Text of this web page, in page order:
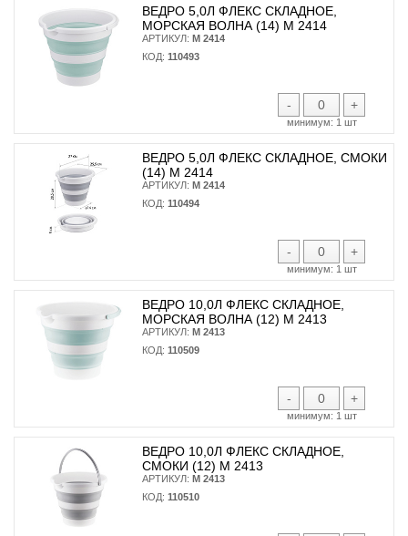
ВЕДРО 5,0Л ФЛЕКС СКЛАДНОЕ,
МОРСКАЯ ВОЛНА (14) М 2414
АРТИКУЛ: М 2414
КОД: 110493
- +
минимум: 1 шт
ВЕДРО 5,0Л ФЛЕКС СКЛАДНОЕ, СМОКИ
(14) М 2414
АРТИКУЛ: М 2414
КОД: 110494
- +
минимум: 1 шт
ВЕДРО 10,0Л ФЛЕКС СКЛАДНОЕ,
МОРСКАЯ ВОЛНА (12) М 2413
АРТИКУЛ: М 2413
КОД: 110509
- +
минимум: 1 шт
ВЕДРО 10,0Л ФЛЕКС СКЛАДНОЕ,
СМОКИ (12) М 2413
АРТИКУЛ: М 2413
КОД: 110510